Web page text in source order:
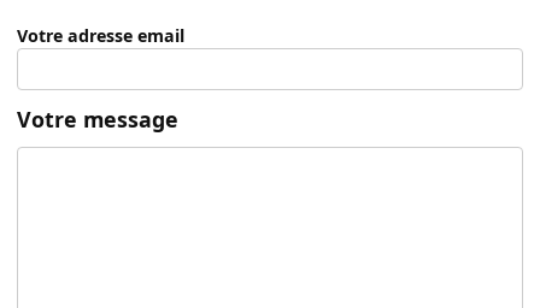
Votre adresse email
Votre message